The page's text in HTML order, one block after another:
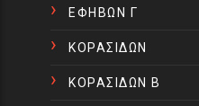
ΕΦΗΒΩΝ Γ
ΚΟΡΑΣΙΔΩΝ
ΚΟΡΑΣΙΔΩΝ Β